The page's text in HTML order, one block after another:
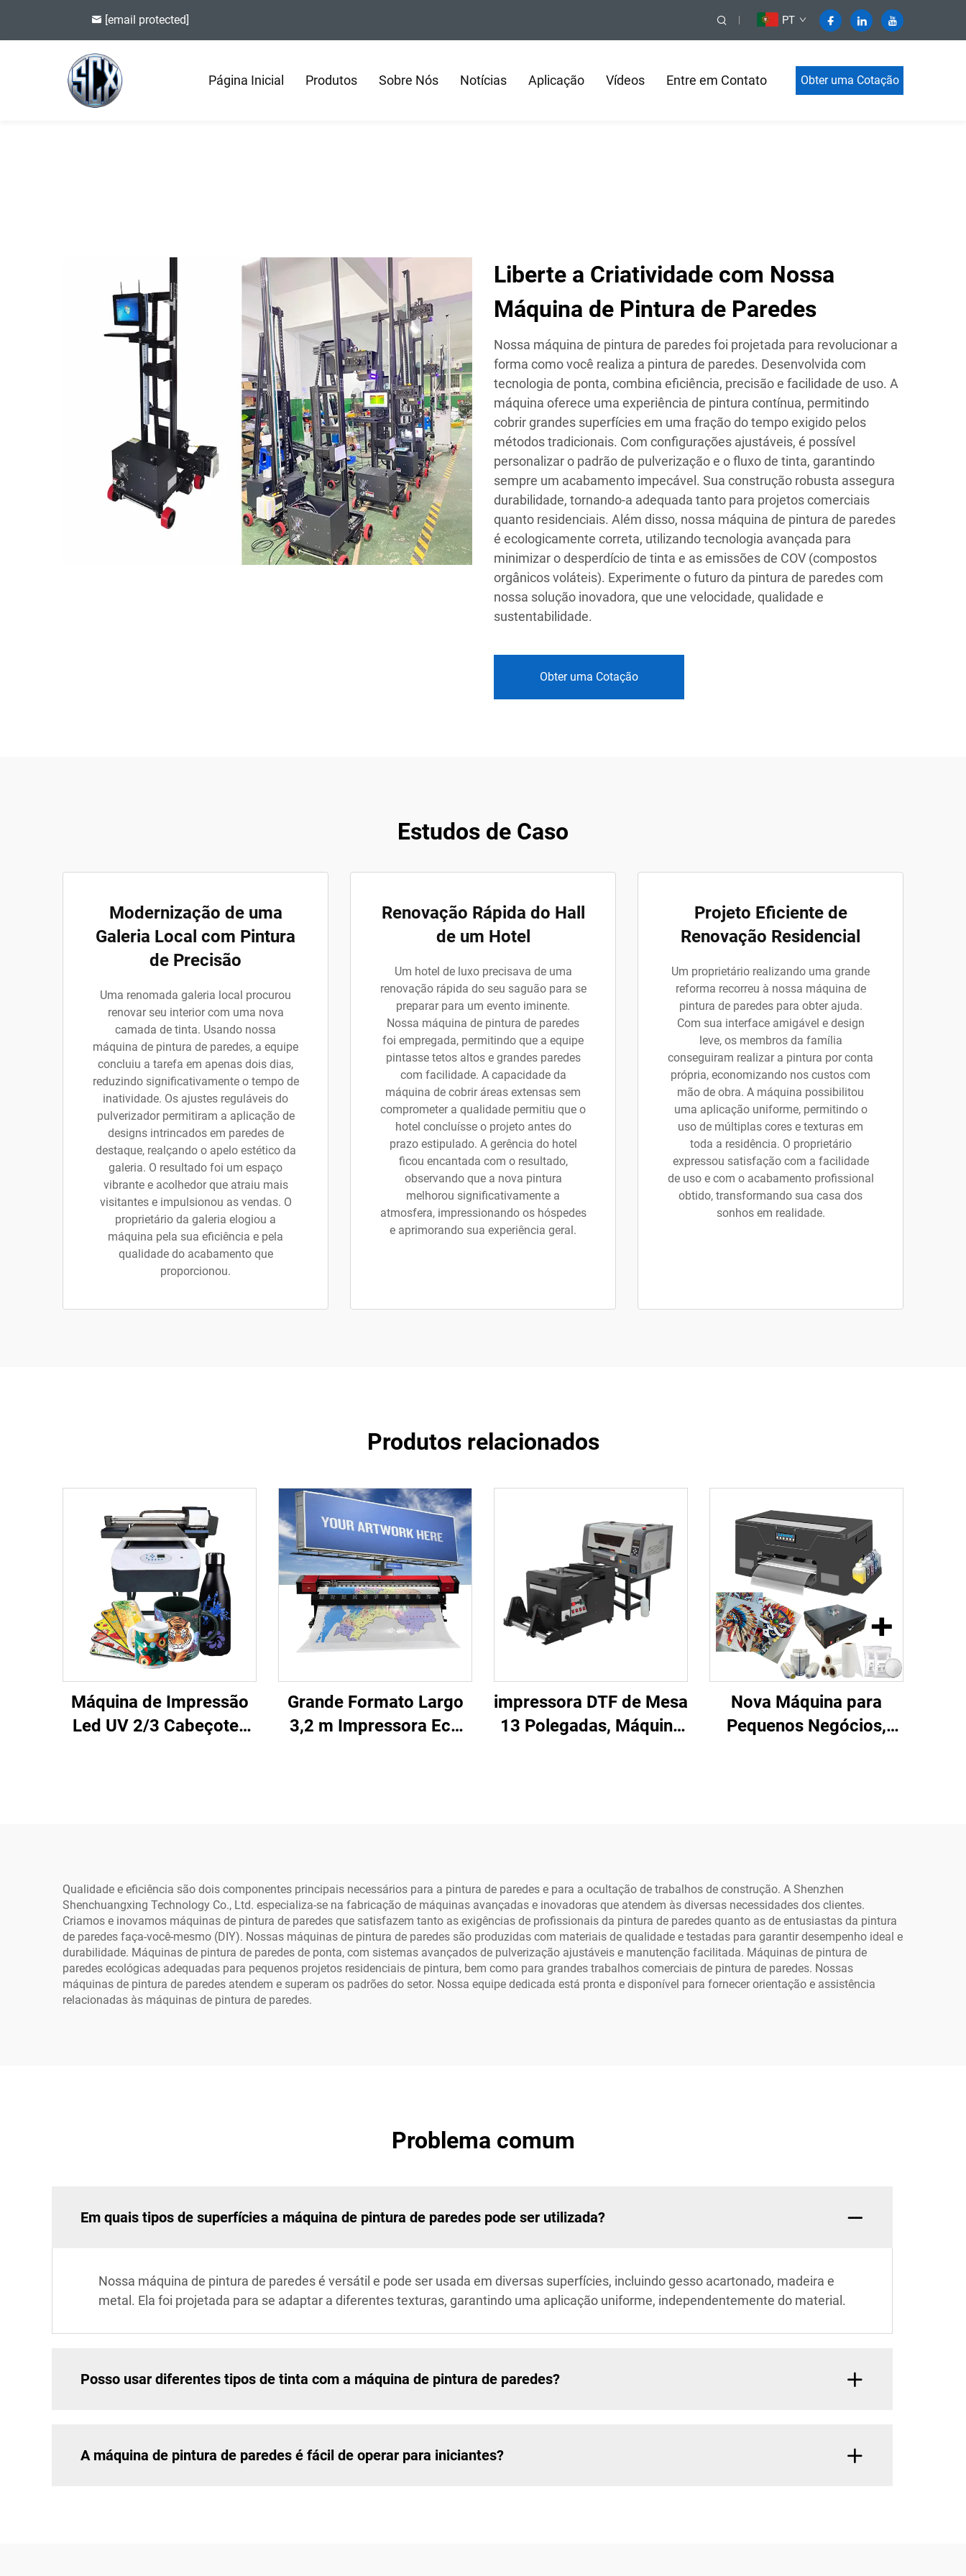
[email protected] PT
Página Inicial Produtos Sobre Nós Notícias Aplicação Vídeos Entre em Contato Obter uma Cotação
Liberte a Criatividade com Nossa
Máquina de Pintura de Paredes
Nossa máquina de pintura de paredes foi projetada para revolucionar a
forma como você realiza a pintura de paredes. Desenvolvida com
tecnologia de ponta, combina eficiência, precisão e facilidade de uso. A
máquina oferece uma experiência de pintura contínua, permitindo
cobrir grandes superfícies em uma fração do tempo exigido pelos
métodos tradicionais. Com configurações ajustáveis, é possível
personalizar o padrão de pulverização e o fluxo de tinta, garantindo
sempre um acabamento impecável. Sua construção robusta assegura
durabilidade, tornando-a adequada tanto para projetos comerciais
quanto residenciais. Além disso, nossa máquina de pintura de paredes
é ecologicamente correta, utilizando tecnologia avançada para
minimizar o desperdício de tinta e as emissões de COV (compostos
orgânicos voláteis). Experimente o futuro da pintura de paredes com
nossa solução inovadora, que une velocidade, qualidade e
sustentabilidade.
Obter uma Cotação
Estudos de Caso
Modernização de uma
Galeria Local com Pintura
de Precisão
Uma renomada galeria local procurou
renovar seu interior com uma nova
camada de tinta. Usando nossa
máquina de pintura de paredes, a equipe
concluiu a tarefa em apenas dois dias,
reduzindo significativamente o tempo de
inatividade. Os ajustes reguláveis do
pulverizador permitiram a aplicação de
designs intrincados em paredes de
destaque, realçando o apelo estético da
galeria. O resultado foi um espaço
vibrante e acolhedor que atraiu mais
visitantes e impulsionou as vendas. O
proprietário da galeria elogiou a
máquina pela sua eficiência e pela
qualidade do acabamento que
proporcionou.
Renovação Rápida do Hall
de um Hotel
Um hotel de luxo precisava de uma
renovação rápida do seu saguão para se
preparar para um evento iminente.
Nossa máquina de pintura de paredes
foi empregada, permitindo que a equipe
pintasse tetos altos e grandes paredes
com facilidade. A capacidade da
máquina de cobrir áreas extensas sem
comprometer a qualidade permitiu que o
hotel concluísse o projeto antes do
prazo estipulado. A gerência do hotel
ficou encantada com o resultado,
observando que a nova pintura
melhorou significativamente a
atmosfera, impressionando os hóspedes
e aprimorando sua experiência geral.
Projeto Eficiente de
Renovação Residencial
Um proprietário realizando uma grande
reforma recorreu à nossa máquina de
pintura de paredes para obter ajuda.
Com sua interface amigável e design
leve, os membros da família
conseguiram realizar a pintura por conta
própria, economizando nos custos com
mão de obra. A máquina possibilitou
uma aplicação uniforme, permitindo o
uso de múltiplas cores e texturas em
toda a residência. O proprietário
expressou satisfação com a facilidade
de uso e com o acabamento profissional
obtido, transformando sua casa dos
sonhos em realidade.
Produtos relacionados
Máquina de Impressão
Led UV 2/3 Cabeçotes
Impressão
Grande Formato Largo
3,2 m Impressora Eco
impressora DTF de Mesa
13 Polegadas, Máquina
Camisetas
Nova Máquina para
Pequenos Negócios,
Impressora DTF XP600,
Qualquer Tecido, 1 Ano
de Garantia
Qualidade e eficiência são dois componentes principais necessários para a pintura de paredes e para a ocultação de trabalhos de construção. A Shenzhen
Shenchuangxing Technology Co., Ltd. especializa-se na fabricação de máquinas avançadas e inovadoras que atendem às diversas necessidades dos clientes.
Criamos e inovamos máquinas de pintura de paredes que satisfazem tanto as exigências de profissionais da pintura de paredes quanto as de entusiastas da pintura
de paredes faça-você-mesmo (DIY). Nossas máquinas de pintura de paredes são produzidas com materiais de qualidade e testadas para garantir desempenho ideal e
durabilidade. Máquinas de pintura de paredes de ponta, com sistemas avançados de pulverização ajustáveis e manutenção facilitada. Máquinas de pintura de
paredes ecológicas adequadas para pequenos projetos residenciais de pintura, bem como para grandes trabalhos comerciais de pintura de paredes. Nossas
máquinas de pintura de paredes atendem e superam os padrões do setor. Nossa equipe dedicada está pronta e disponível para fornecer orientação e assistência
relacionadas às máquinas de pintura de paredes.
Problema comum
Em quais tipos de superfícies a máquina de pintura de paredes pode ser utilizada?
Nossa máquina de pintura de paredes é versátil e pode ser usada em diversas superfícies, incluindo gesso acartonado, madeira e
metal. Ela foi projetada para se adaptar a diferentes texturas, garantindo uma aplicação uniforme, independentemente do material.
Posso usar diferentes tipos de tinta com a máquina de pintura de paredes?
A máquina de pintura de paredes é fácil de operar para iniciantes?